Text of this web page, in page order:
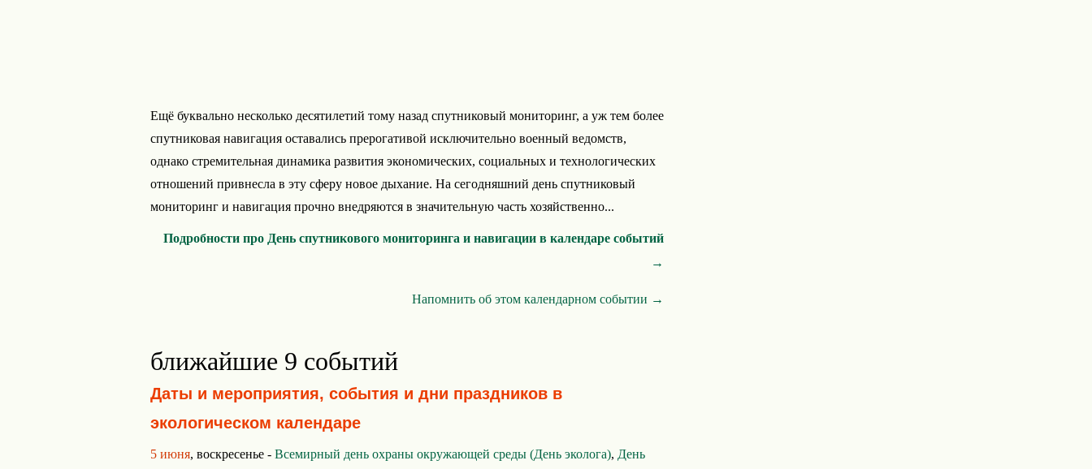
Ещё буквально несколько десятилетий тому назад спутниковый мониторинг, а уж тем более
спутниковая навигация оставались прерогативой исключительно военный ведомств,
однако стремительная динамика развития экономических, социальных и технологических
отношений привнесла в эту сферу новое дыхание. На сегодняшний день спутниковый
мониторинг и навигация прочно внедряются в значительную часть хозяйственно...
Подробности про День спутникового мониторинга и навигации в календаре событий
→
Напомнить об этом календарном событии →
ближайшие 9 событий
Даты и мероприятия, события и дни праздников в
экологическом календаре
5 июня, воскресенье - Всемирный день охраны окружающей среды (День эколога), День